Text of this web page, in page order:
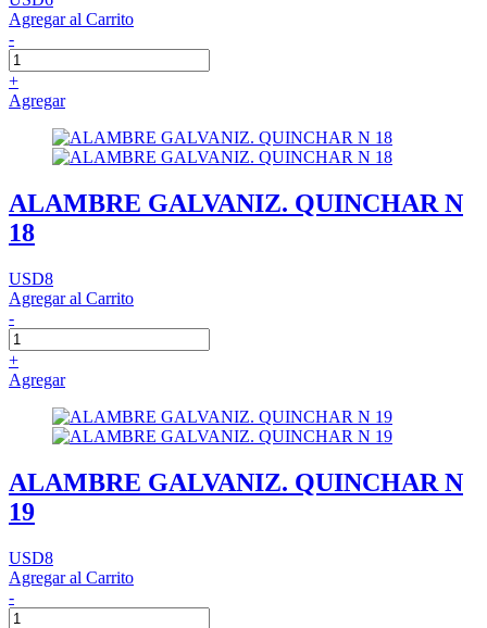
Agregar al Carrito
-
+
Agregar
ALAMBRE GALVANIZ. QUINCHAR N
18
USD8
Agregar al Carrito
-
+
Agregar
ALAMBRE GALVANIZ. QUINCHAR N
19
USD8
Agregar al Carrito
-